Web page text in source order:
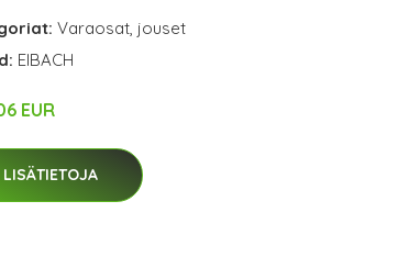
Varaosat, jouset
EIBACH
EUR
LISÄTIETOJA